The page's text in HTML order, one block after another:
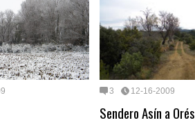
3 12-16-2009
Sendero Asín a Orés